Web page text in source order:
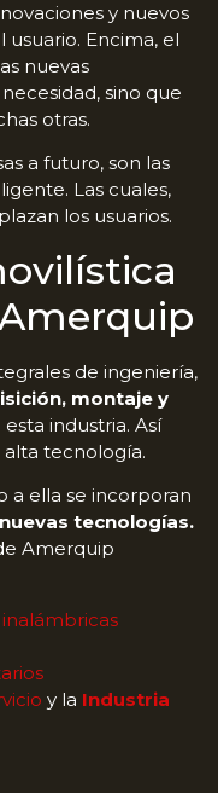
y nuevos
Encima, el
nuevas
sino que
otras.
a futuro, son las
Las cuales,
los usuarios.
de ingeniería,
montaje y
esta industria. Así
tecnología.
a ella se incorporan
tecnologías.
Amerquip
y la Industria